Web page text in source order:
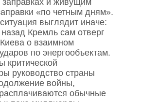
заправках и живущим
«по четным дням».
выглядит иначе:
Кремль сам отверг
о взаимном
по энергообъектам.
критической
руководство страны
войны,
обычные